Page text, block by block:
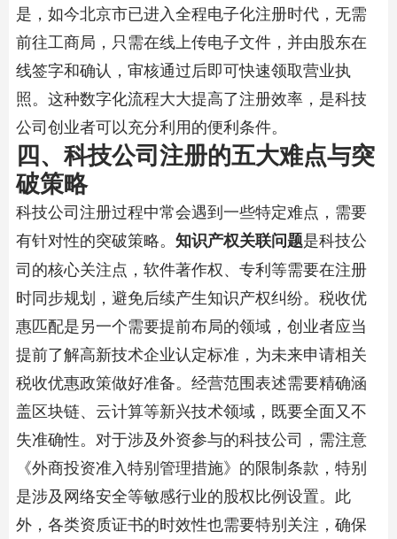
是，如今北京市已进入全程电子化注册时代，无需
前往工商局，只需在线上传电子文件，并由股东在
线签字和确认，审核通过后即可快速领取营业执
照。这种数字化流程大大提高了注册效率，是科技
公司创业者可以充分利用的便利条件。
四、科技公司注册的五大难点与突
破策略
科技公司注册过程中常会遇到一些特定难点，需要
有针对性的突破策略。​ ​知识产权关联问题​​是科技公
司的核心关注点，软件著作权、专利等需要在注册
时同步规划，避免后续产生知识产权纠纷。税收优
惠匹配是另一个需要提前布局的领域，创业者应当
提前了解高新技术企业认定标准，为未来申请相关
税收优惠政策做好准备。经营范围表述需要精确涵
盖区块链、云计算等新兴技术领域，既要全面又不
失准确性。对于涉及外资参与的科技公司，需注意
《外商投资准入特别管理措施》的限制条款，特别
是涉及网络安全等敏感行业的股权比例设置。此
外，各类资质证书的时效性也需要特别关注，确保